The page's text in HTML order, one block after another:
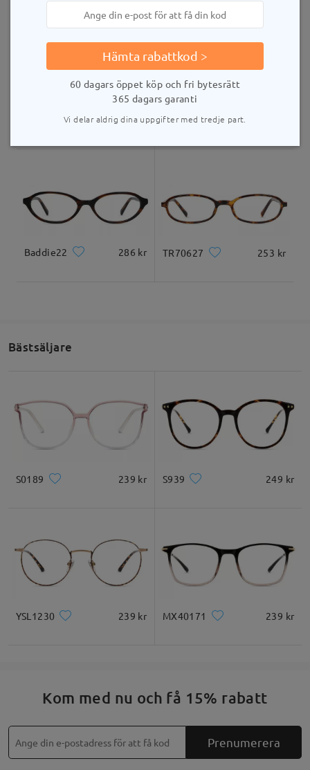
5-7 arbetsdagar uppgifter
Levererad
TR98447 253 kr bow009
Baddie22 286 kr TR70627 253 kr
Bästsäljare
S0189 239 kr S939 249 kr
YSL1230 239 kr MX40171 239 kr
Kom med nu och få 15% rabatt
Prenumerera
Hämta rabattkod >
60 dagars öppet köp och fri bytesrätt
365 dagars garanti
Vi delar aldrig dina uppgifter med tredje part.